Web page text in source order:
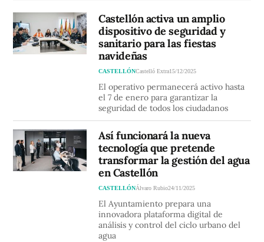
Castellón activa un amplio
dispositivo de seguridad y
sanitario para las fiestas
navideñas
CASTELLÓNCastelló Extra15/12/2025
El operativo permanecerá activo hasta
el 7 de enero para garantizar la
seguridad de todos los ciudadanos
Así funcionará la nueva
tecnología que pretende
transformar la gestión del agua
en Castellón
CASTELLÓNÁlvaro Rubio24/11/2025
El Ayuntamiento prepara una
innovadora plataforma digital de
análisis y control del ciclo urbano del
agua